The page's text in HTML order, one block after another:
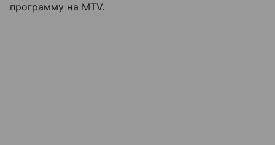
программу на MTV.